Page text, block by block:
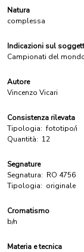
Natura
complessa
Indicazioni sul
Campionati del
Autore
Vincenzo Vicari
Consistenza rilevata
Tipologia: fototipo/i
Quantità: 12
Segnature
Segnatura: RO 4756
Tipologia: originale
Cromatismo
b/n
Materia e tecnica